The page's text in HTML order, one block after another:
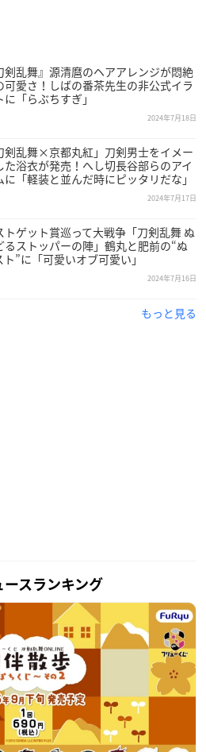
剣乱舞』源清麿のヘアアレンジが悶絶
可愛さ！しばの番茶先生の非公式イラ
に「らぶちすぎ」
2024年7月18日
剣乱舞×京都丸紅」刀剣男士をイメー
た浴衣が発売！へし切長谷部らのアイ
に「軽装と並んだ時にピッタリだな」
2024年7月17日
トゲット賞巡って大戦争「刀剣乱舞 ぬ
るストッパーの陣」鶴丸と肥前の“ぬ
ト”に「可愛いオブ可愛い」
2024年7月16日
もっと見る
スランキング